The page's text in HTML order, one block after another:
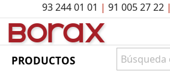
93 244 01 01 | 91 005 27 22|
BOrAx
PRODUCTOS